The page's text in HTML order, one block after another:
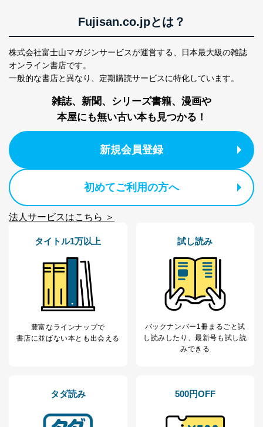
貴殿の個人情報及び当社の個人情報保護マネジメントシ
ステムに関するご相談及び苦情については以下までご連
適切、かつ迅速に対応させていただきます。
株式会社富士山マガジンサービス 個人情報問い合わせ
TEL：0570-200-223
FAX：03-5459-7073
e-mail： cs@fujisan.co.jp
制定：2005年4月1日
個人情報の取扱いについて
１．個人情報保護管理者
当社は以下の個人情報保護管理者を設置し、個人情報保
護管理者の責任のもと、個人情報を取得・アクセス・利
用・提供・管理いたします。
東京都渋谷区南平台町16-11
株式会社富士山マガジンサービス
代表取締役会長 西野 伸一郎
田 嘉也
個人情報の種類 利用目的
商品代金回収のため
Fujisan.co.jpとは？
株式会社富士山マガジンサービスが運営する、
日本最大級の雑誌
オンライン書店です。
一般的な書店と異なり、 定期購読サービスに特化しています。
雑誌、新聞、シリーズ書籍、漫画や
本屋にも無い古い本も見つかる！
新規会員登録
初めてご利用の方へ
法人サービスはこちら ＞
タイトル1万以上
豊富なラインナップで
書店に並ばない本とも出会える
試し読み
バックナンバー1冊まるごと試
し読み したり、最新号も試し読
みできる
タダ読み 500円OFF